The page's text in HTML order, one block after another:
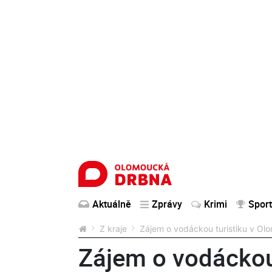
Aktuálně Zprávy Krimi Sport
Z kraje Zájem o vodáckou turistiku v
Zájem o